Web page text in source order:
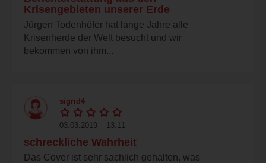
Krisengebieten unserer Erde
Jürgen Todenhöfer hat lange Jahre alle
Krisenherde der Welt besucht und wir
bekommen von ihm...
sigrid4
03.03.2019 – 13:11
schreckliche Wahrheit
Das Cover ist sehr sachlich gehalten, was